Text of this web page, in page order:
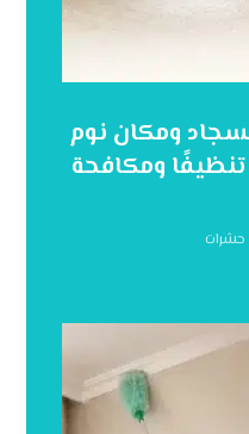
ومكان نوم
تنظيفًا ومكافحة
حشرات